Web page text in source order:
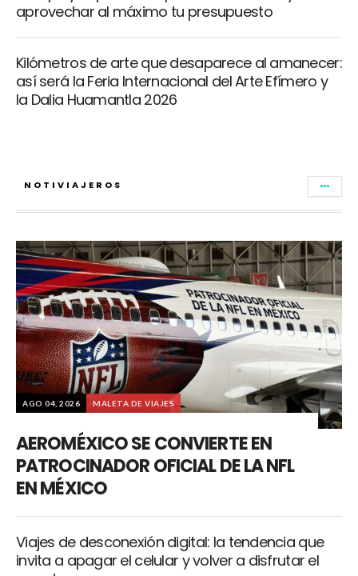
aprovechar al máximo tu presupuesto
Kilómetros de arte que desaparece al amanecer:
así será la Feria Internacional del Arte Efímero y
la Dalia Huamantla 2026
NOTIVIAJEROS
AGO 04, 2026 MALETA DE VIAJES
AEROMÉXICO SE CONVIERTE EN
PATROCINADOR OFICIAL DE LA NFL
EN MÉXICO
Viajes de desconexión digital: la tendencia que
invita a apagar el celular y volver a disfrutar el